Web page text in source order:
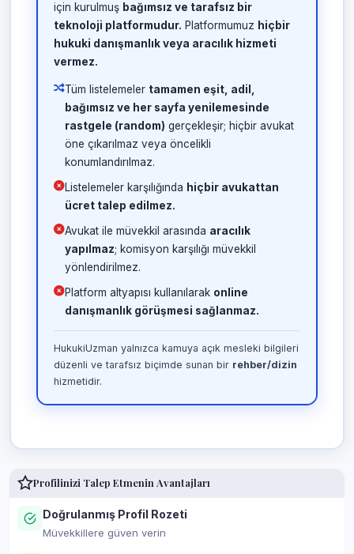
için kurulmuş bağımsız ve tarafsız bir
teknoloji platformudur. Platformumuz hiçbir
hukuki danışmanlık veya aracılık hizmeti
vermez.
Tüm listelemeler tamamen eşit, adil,
bağımsız ve her sayfa yenilemesinde
rastgele (random) gerçekleşir; hiçbir avukat
öne çıkarılmaz veya öncelikli
konumlandırılmaz.
Listelemeler karşılığında hiçbir avukattan
ücret talep edilmez.
Avukat ile müvekkil arasında aracılık
yapılmaz; komisyon karşılığı müvekkil
yönlendirilmez.
Platform altyapısı kullanılarak online
danışmanlık görüşmesi sağlanmaz.
HukukiUzman yalnızca kamuya açık mesleki bilgileri
düzenli ve tarafsız biçimde sunan bir rehber/dizin
hizmetidir.
Profilinizi Talep Etmenin Avantajları
Doğrulanmış Profil Rozeti
Müvekkillere güven verin